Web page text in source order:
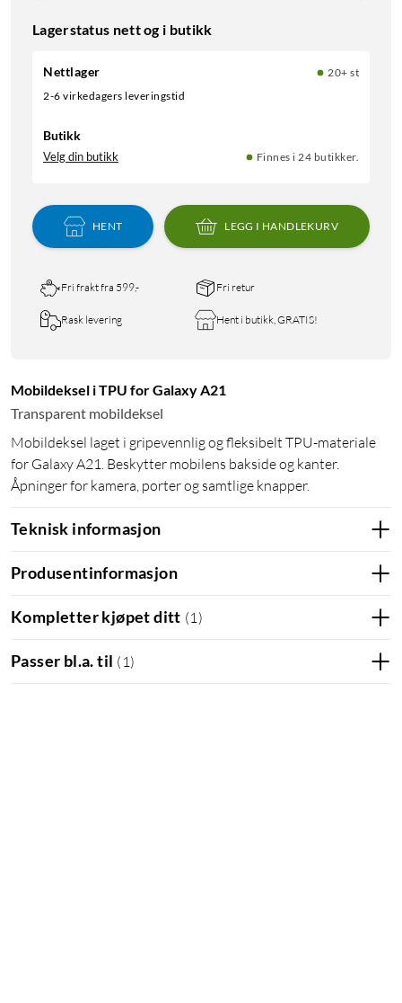
Lagerstatus nett og i butikk
Nettlager
20+ st
2-6 virkedagers leveringstid
Butikk
Velg din butikk Finnes i 24 butikker.
HENT LEGG I HANDLEKURV
Fri frakt fra 599,- Fri retur
Rask levering Hent i butikk, GRATIS!
Mobildeksel i TPU for Galaxy A21
Transparent mobildeksel
Mobildeksel laget i gripevennlig og fleksibelt TPU-materiale
for Galaxy A21. Beskytter mobilens bakside og kanter.
Åpninger for kamera, porter og samtlige knapper.
Teknisk informasjon
Produsentinformasjon
Kompletter kjøpet ditt (1)
Passer bl.a. til ( 1)